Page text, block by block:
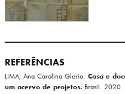
REFERÊNCIAS
LIMA, Ana Carolina Gleria. Casa e
um acervo de projetos.Brasil. 2020.